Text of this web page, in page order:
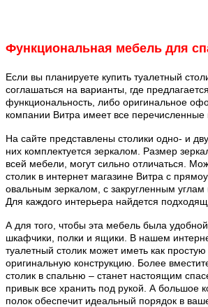
Функциональная мебель для
Если вы планируете купить туалетный
соглашаться на варианты, где
функциональность, либо оригинальное
компании Витра имеет все перечисленные
На сайте представлены столики одно- и
них комплектуется зеркалом. Размер
всей мебели, могут сильно отличаться.
столик в интернет магазине Витра с
овальным зеркалом, с закругленным углам
Для каждого интерьера найдется
А для того, чтобы эта мебель была
шкафчики, полки и ящики. В нашем
туалетный столик может иметь как простую
оригинальную конструкцию. Более
столик в спальню – станет настоящим
привык все хранить под рукой. А большое
полок обеспечит идеальный порядок в